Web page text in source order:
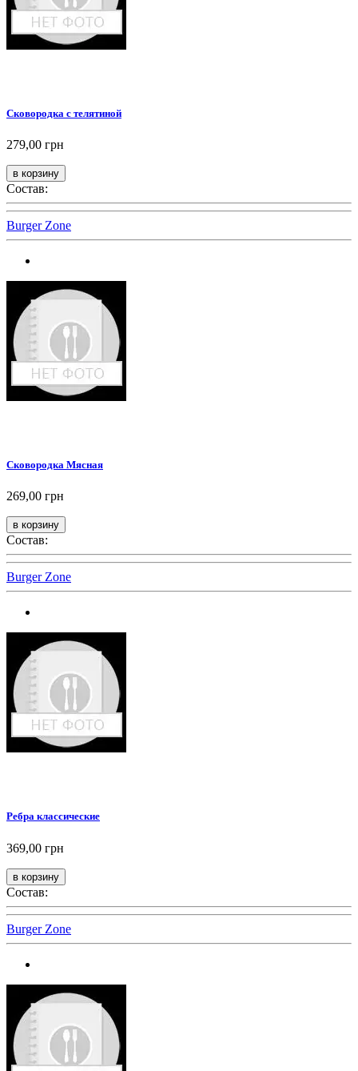
Сковородка с телятиной
279,00 грн
Состав:
Burger Zone
Сковородка Мясная
269,00 грн
Состав:
Burger Zone
Ребра классические
369,00 грн
Состав:
Burger Zone